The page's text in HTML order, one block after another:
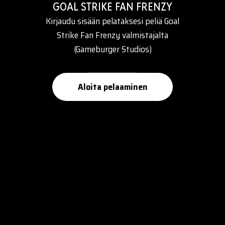
GOAL STRIKE FAN FRENZY
Kirjaudu sisään pelataksesi peliä Goal
Strike Fan Frenzy valmistajalta
(Gameburger Studios)
Aloita pelaaminen